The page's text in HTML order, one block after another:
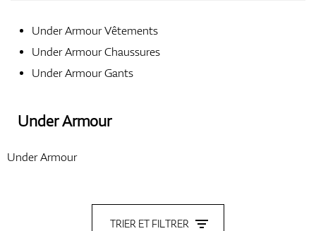
Marques
Under Armour Vêtements
Under Armour Chaussures
Under Armour Gants
Under Armour
Under Armour
TRIER ET FILTRER